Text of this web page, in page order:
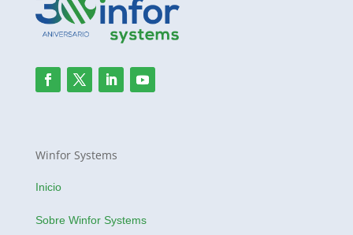
Winfor Systems
Inicio
Sobre Winfor Systems